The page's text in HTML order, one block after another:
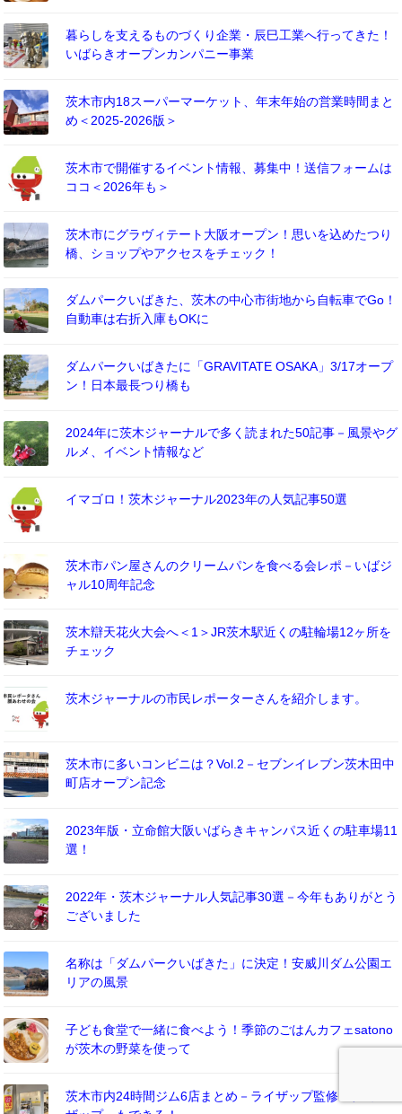
暮らしを支えるものづくり企業・辰巳工業へ行ってきた！
いばらきオープンカンパニー事業
茨木市内18スーパーマーケット、年末年始の営業時間まと
め＜2025-2026版＞
茨木市で開催するイベント情報、募集中！送信フォームは
ココ＜2026年も＞
茨木市にグラヴィテート大阪オープン！思いを込めたつり
橋、ショップやアクセスをチェック！
ダムパークいばきた、茨木の中心市街地から自転車でGo！
自動車は右折入庫もOKに
ダムパークいばきたに「GRAVITATE OSAKA」3/17オープ
ン！日本最長つり橋も
2024年に茨木ジャーナルで多く読まれた50記事－風景やグ
ルメ、イベント情報など
イマゴロ！茨木ジャーナル2023年の人気記事50選
茨木市パン屋さんのクリームパンを食べる会レポ－いばジ
ャル10周年記念
茨木辯天花火大会へ＜1＞JR茨木駅近くの駐輪場12ヶ所を
チェック
茨木ジャーナルの市民レポーターさんを紹介します。
茨木市に多いコンビニは？Vol.2－セブンイレブン茨木田中
町店オープン記念
2023年版・立命館大阪いばらきキャンパス近くの駐車場11
選！
2022年・茨木ジャーナル人気記事30選－今年もありがとう
ございました
名称は「ダムパークいばきた」に決定！安威川ダム公園エ
リアの風景
子ども食堂で一緒に食べよう！季節のごはんカフェsatono
が茨木の野菜を使って
茨木市内24時間ジム6店まとめ－ライザップ監修「チョコ